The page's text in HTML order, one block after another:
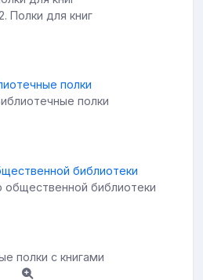
Полки для книг
полки
библиотеки